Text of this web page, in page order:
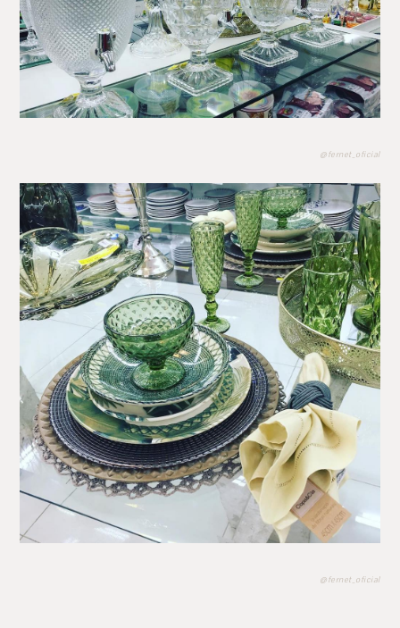
@fernet_oficial
@fernet_oficial